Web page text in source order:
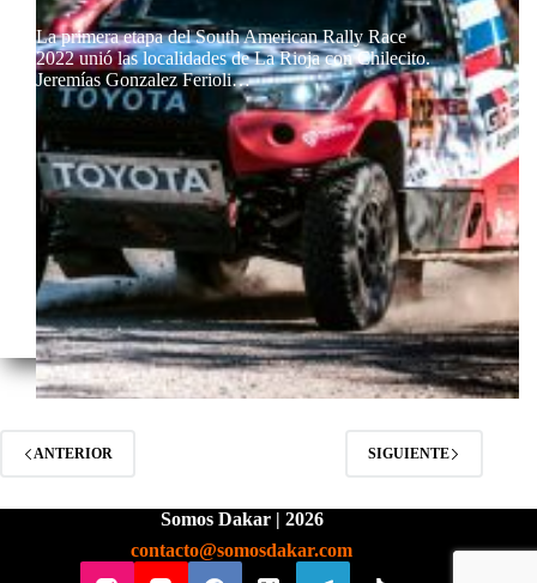
La primera etapa del South American Rally Race
2022 unió las localidades de La Rioja con Chilecito.
Jeremías Gonzalez Ferioli…
ANTERIOR SIGUIENTE
Somos Dakar | 2026
contacto@somosdakar.com